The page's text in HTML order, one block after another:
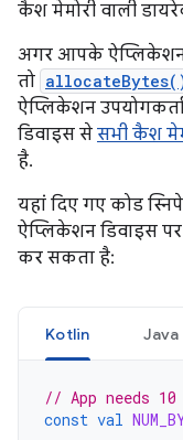
कैश मेमोरी वाली
अगर आपके ऐप्लिकेशन
तो
ऐप्लिकेशन
डिवाइस से सभी कैश
है.
यहां दिए गए कोड
ऐप्लिकेशन डिवाइस
कर सकता है:
Kotlin Java
// App needs
const val